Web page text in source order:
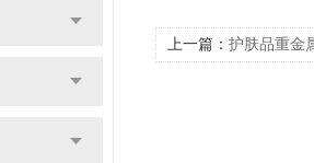
上一篇： 护肤品重金